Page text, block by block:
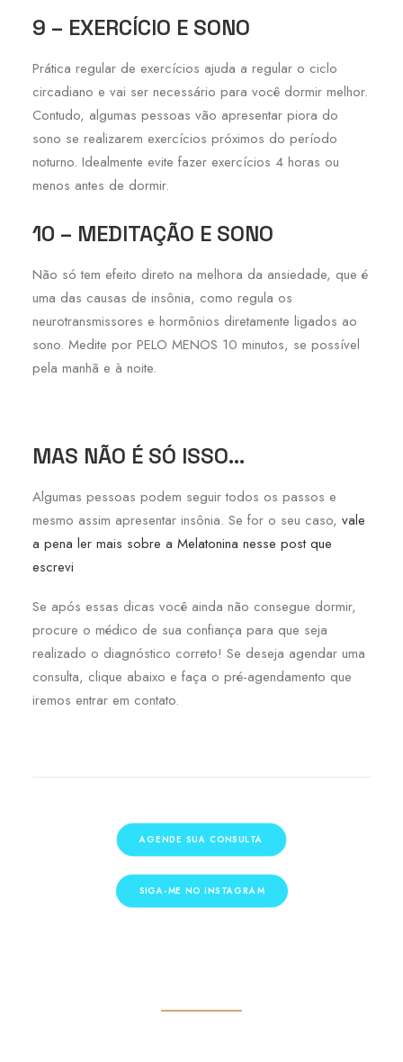
9 – EXERCÍCIO E SONO
Prática regular de exercícios ajuda a regular o ciclo
circadiano e vai ser necessário para você dormir melhor.
Contudo, algumas pessoas vão apresentar piora do
sono se realizarem exercícios próximos do período
noturno. Idealmente evite fazer exercícios 4 horas ou
menos antes de dormir.
10 – MEDITAÇÃO E SONO
Não só tem efeito direto na melhora da ansiedade, que é
uma das causas de insônia, como regula os
neurotransmissores e hormônios diretamente ligados ao
sono. Medite por PELO MENOS 10 minutos, se possível
pela manhã e à noite.
MAS NÃO É SÓ ISSO…
Algumas pessoas podem seguir todos os passos e
mesmo assim apresentar insônia. Se for o seu caso, vale
a pena ler mais sobre a Melatonina nesse post que
escrevi
Se após essas dicas você ainda não consegue dormir,
procure o médico de sua confiança para que seja
realizado o diagnóstico correto! Se deseja agendar uma
consulta, clique abaixo e faça o pré-agendamento que
iremos entrar em contato.
AGENDE SUA CONSULTA
SIGA-ME NO INSTAGRAM